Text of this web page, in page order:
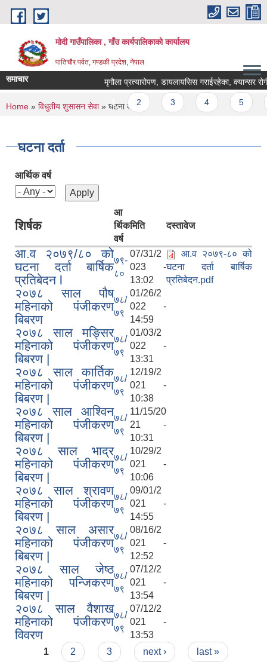
Skip to main content
मोदी गाउँपालिका , गाँउ कार्यपालिकाको कार्यालय
पातिचौर पर्वत, गण्डकी प्रदेश, नेपाल
समाचार मृगौला प्रत्यारोपण, डायलायसिस गराईरहेका, क्यान्सर रोगी
Pages
1 2
You are here
Home » विधुतीय शुसासन सेवा» घटना दर्ता
घटना दर्ता
आर्थिक वर्ष
शिर्षक
आ
र्थिक
वर्ष
मिति दस्तावेज
आ.व २०७९/८० को
घटना दर्ता बार्षिक
प्रतिबेदन l
७९-
८०
07/31/2
023 -
13:02
आ.व २०७९-८० को
घटना दर्ता बार्षिक
प्रतिबेदन.pdf
२०७८ साल पौष
महिनाको पंजीकरण
बिबरण
७८/
७९
01/26/2
022 -
14:59
२०७८ साल मङ्सिर
महिनाको पंजीकरण
बिबरण |
७८/
७९
01/03/2
022 -
13:31
२०७८ साल कार्तिक
महिनाको पंजीकरण
बिबरण |
७८/
७९
12/19/2
021 -
10:38
२०७८ साल आश्विन
महिनाको पंजीकरण
बिबरण |
७८/
७९
11/15/20
21 -
10:31
२०७८ साल भाद्र
महिनाको पंजीकरण
बिबरण |
७८/
७९
10/29/2
021 -
10:06
२०७८ साल श्रावण
महिनाको पंजीकरण
बिबरण |
७८/
७९
09/01/2
021 -
14:55
२०७८ साल असार
महिनाको पंजीकरण
बिबरण |
७८/
७९
08/16/2
021 -
12:52
२०७८ साल जेष्ठ
महिनाको पन्जिकरण
बिबरण |
७८/
७९
07/12/2
021 -
13:54
२०७८ साल वैशाख
महिनाको पंजीकरण
विवरण
७८/
७९
07/12/2
021 -
13:53
Pages
1 2 3 next › last »